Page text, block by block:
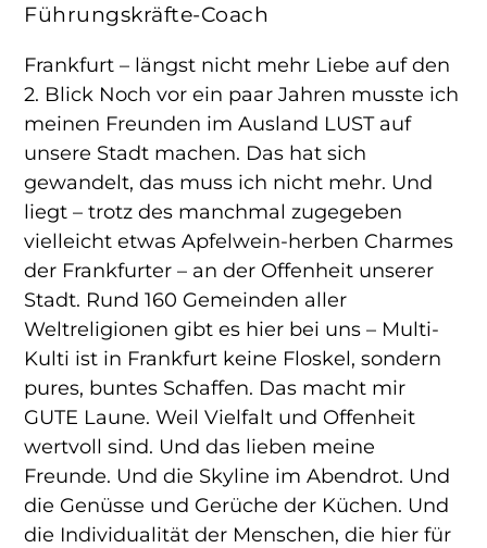
Führungskräfte-Coach
Frankfurt – längst nicht mehr Liebe auf den
2. Blick Noch vor ein paar Jahren musste ich
meinen Freunden im Ausland LUST auf
unsere Stadt machen. Das hat sich
gewandelt, das muss ich nicht mehr. Und
liegt – trotz des manchmal zugegeben
vielleicht etwas Apfelwein-herben Charmes
der Frankfurter – an der Offenheit unserer
Stadt. Rund 160 Gemeinden aller
Weltreligionen gibt es hier bei uns – Multi-
Kulti ist in Frankfurt keine Floskel, sondern
pures, buntes Schaffen. Das macht mir
GUTE Laune. Weil Vielfalt und Offenheit
wertvoll sind. Und das lieben meine
Freunde. Und die Skyline im Abendrot. Und
die Genüsse und Gerüche der Küchen. Und
die Individualität der Menschen, die hier für